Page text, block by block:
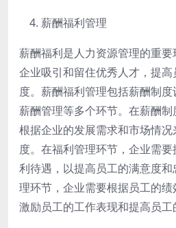
薪酬福利管理
薪酬福利是人力资源管理的重
企业吸引和留住优秀人才，提
度。薪酬福利管理包括薪酬制
薪酬管理等多个环节。在薪酬
根据企业的发展需求和市场情
度。在福利管理环节，企业需
利待遇，以提高员工的满意度
理环节，企业需要根据员工的
激励员工的工作表现和提高员工